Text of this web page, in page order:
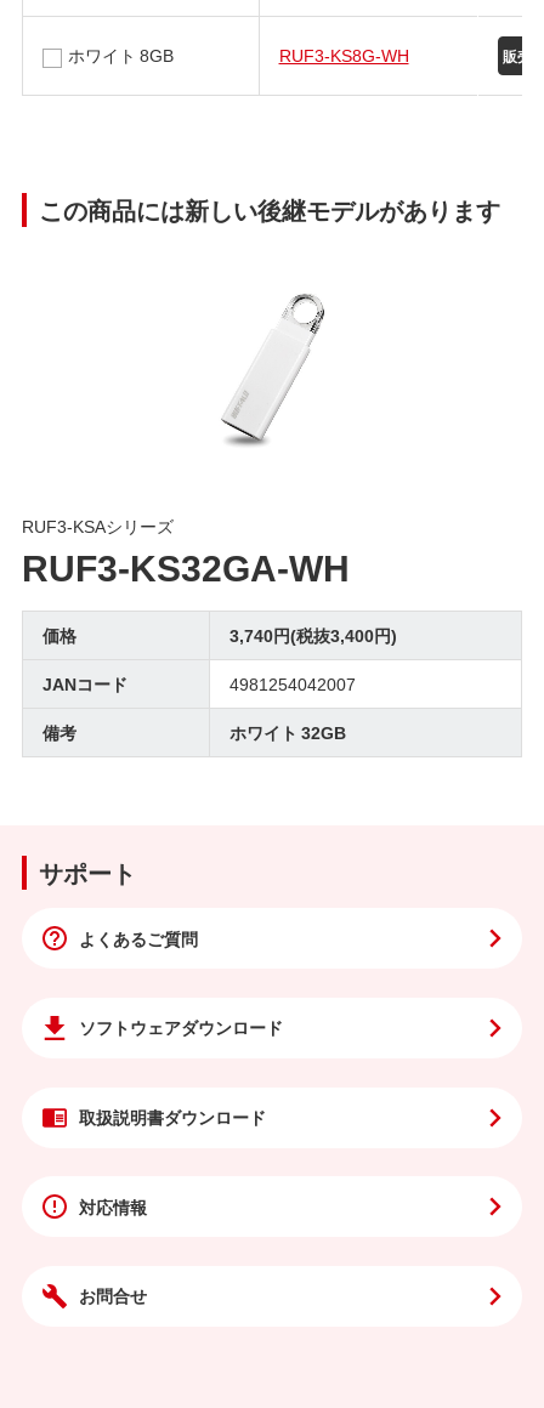
ホワイト 8GB RUF3-KS8G-WH
この商品には新しい後継モデルがあります
RUF3-KSAシリーズ
RUF3-KS32GA-WH
価格
3,740円(税抜3,400円)
JANコード
4981254042007
備考
ホワイト 32GB
サポート
よくあるご質問
ソフトウェアダウンロード
取扱説明書ダウンロード
対応情報
お問合せ